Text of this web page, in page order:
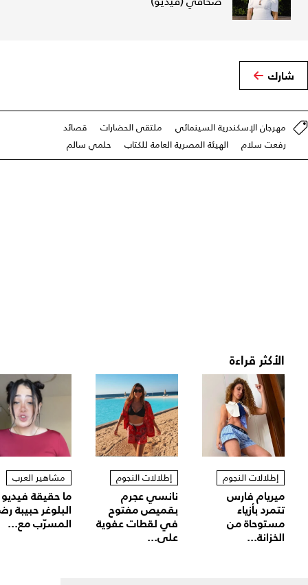
شارك
مهرجان الإسكندرية السينمائي ملتقى الحضارات
قصائد
رفعت سلام
الهيئة المصرية العامة للكتاب حلمي سالم
الأكثر قراءة
إطلالات النجوم
ميريام فارس
تتمرد بأزياء
مستوحاة من
الخزانة...
إطلالات النجوم
نانسي عجرم
بقميص مفتوح
في لقطات عفوية
على...
مشاهير العرب
ما حقيقة فيديو
البلوغر حبيبة
المسرّب مع...